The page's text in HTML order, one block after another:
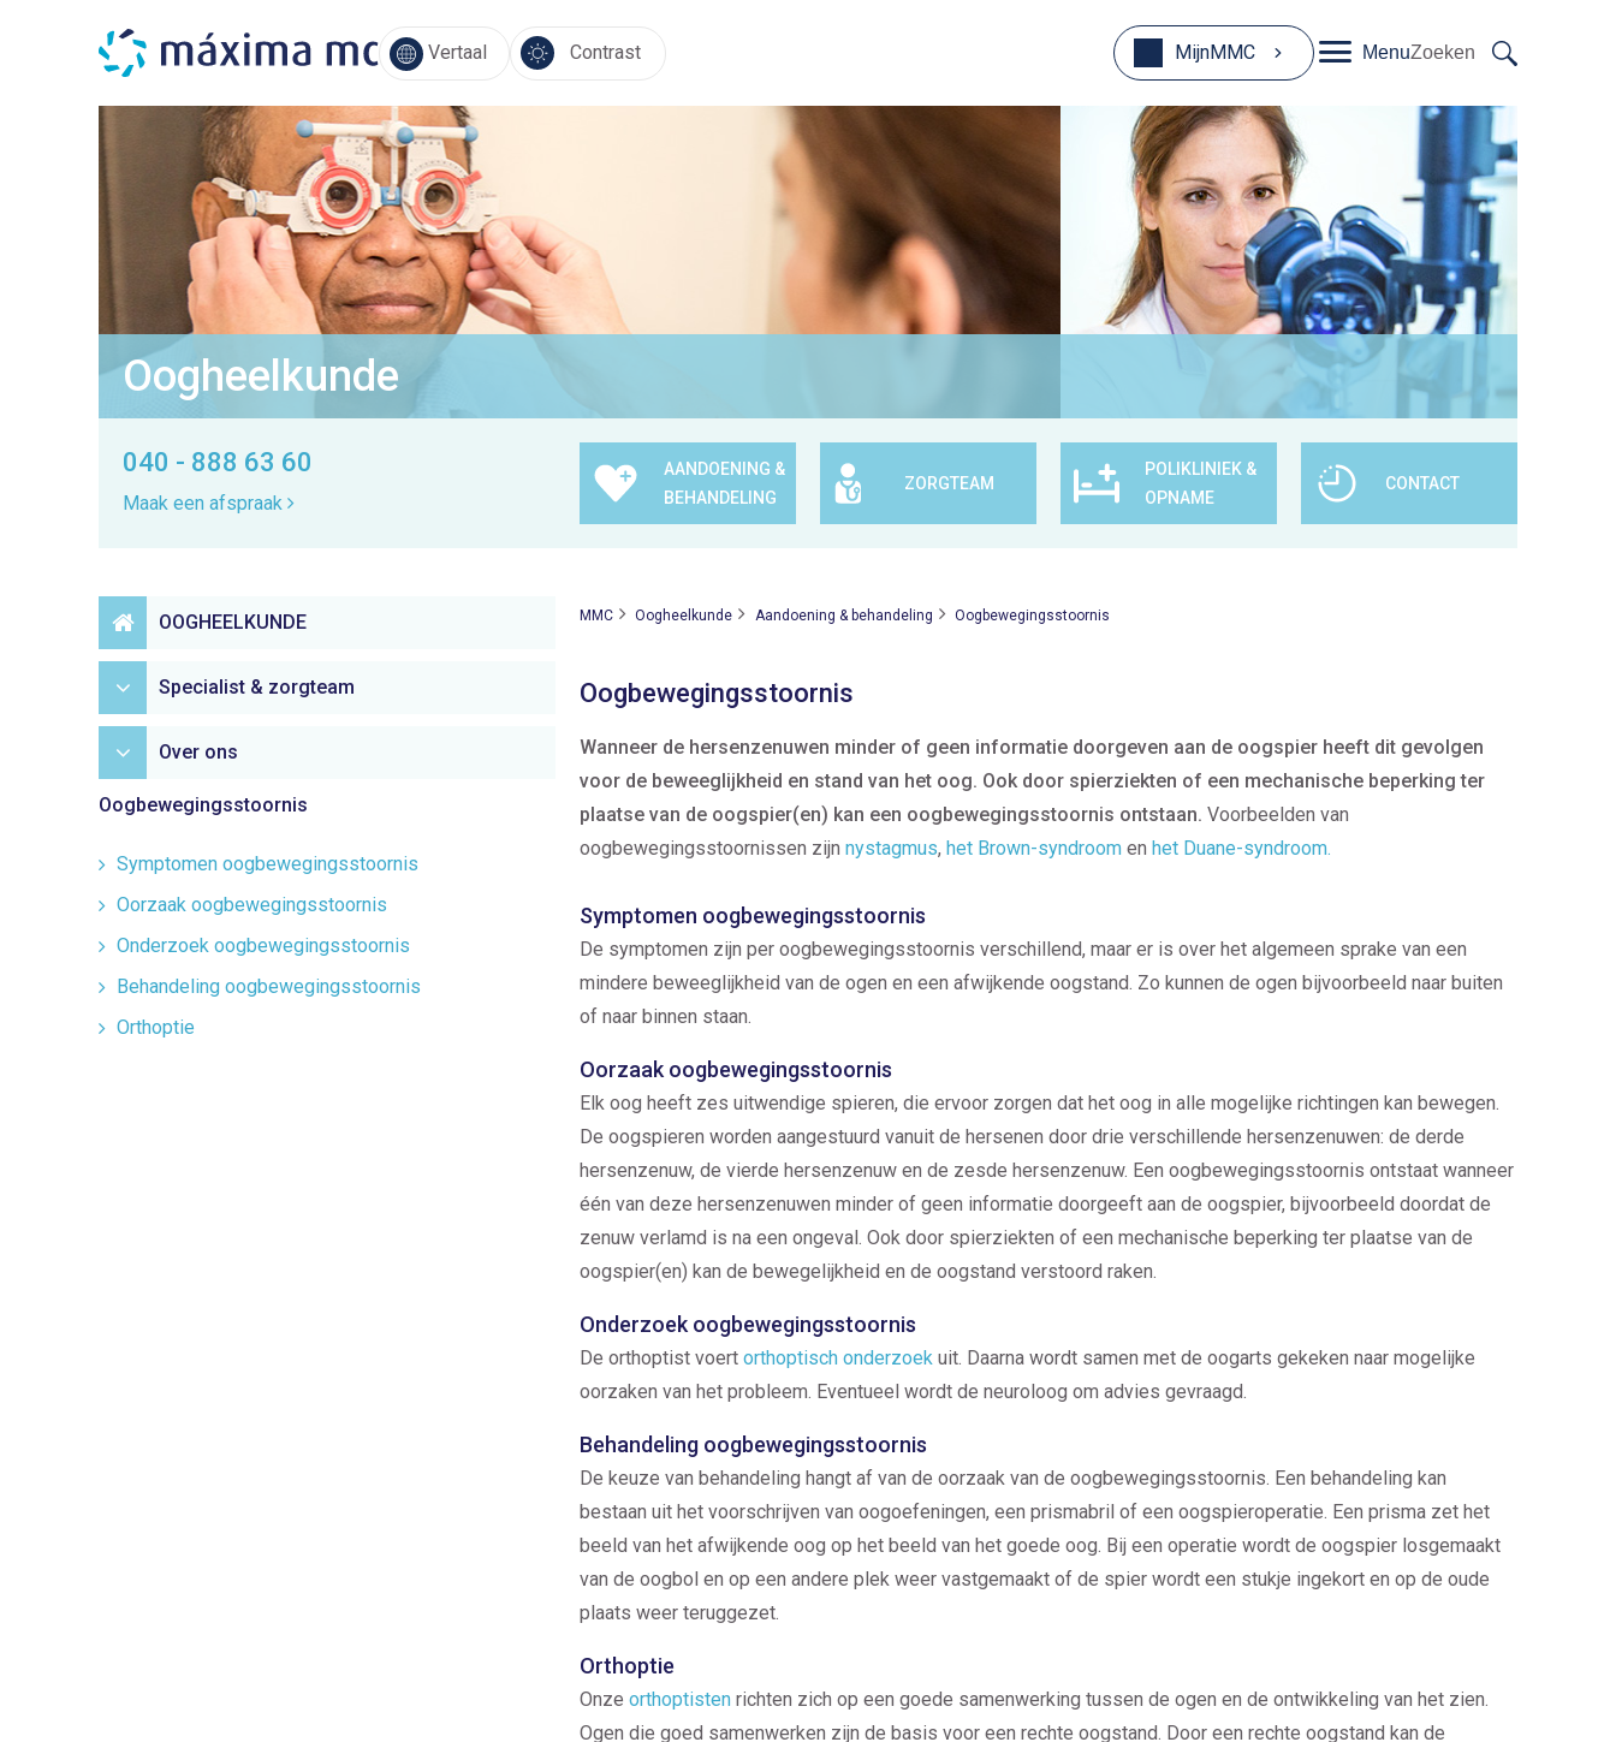
Vertaal Contrast MijnMMC MenuZoeken
Oogheelkunde
040 - 888 63 60
Maak een afspraak
AANDOENING &
BEHANDELING
ZORGTEAM
POLIKLINIEK &
OPNAME
CONTACT
OOGHEELKUNDE
Specialist & zorgteam
Over ons
Oogbewegingsstoornis
Symptomen oogbewegingsstoornis
Oorzaak oogbewegingsstoornis
Onderzoek oogbewegingsstoornis
Behandeling oogbewegingsstoornis
Orthoptie
MMC Oogheelkunde Aandoening & behandeling Oogbewegingsstoornis
Oogbewegingsstoornis
Wanneer de hersenzenuwen minder of geen informatie doorgeven aan de oogspier heeft dit gevolgen
voor de beweeglijkheid en stand van het oog. Ook door spierziekten of een mechanische beperking ter
plaatse van de oogspier(en) kan een oogbewegingsstoornis ontstaan. Voorbeelden van
oogbewegingsstoornissen zijn nystagmus, het Brown-syndroom en het Duane-syndroom.
Symptomen oogbewegingsstoornis
De symptomen zijn per oogbewegingsstoornis verschillend, maar er is over het algemeen sprake van een
mindere beweeglijkheid van de ogen en een afwijkende oogstand. Zo kunnen de ogen bijvoorbeeld naar buiten
of naar binnen staan.
Oorzaak oogbewegingsstoornis
Elk oog heeft zes uitwendige spieren, die ervoor zorgen dat het oog in alle mogelijke richtingen kan bewegen.
De oogspieren worden aangestuurd vanuit de hersenen door drie verschillende hersenzenuwen: de derde
hersenzenuw, de vierde hersenzenuw en de zesde hersenzenuw. Een oogbewegingsstoornis ontstaat wanneer
één van deze hersenzenuwen minder of geen informatie doorgeeft aan de oogspier, bijvoorbeeld doordat de
zenuw verlamd is na een ongeval. Ook door spierziekten of een mechanische beperking ter plaatse van de
oogspier(en) kan de bewegelijkheid en de oogstand verstoord raken.
Onderzoek oogbewegingsstoornis
De orthoptist voert orthoptisch onderzoek uit. Daarna wordt samen met de oogarts gekeken naar mogelijke
oorzaken van het probleem. Eventueel wordt de neuroloog om advies gevraagd.
Behandeling oogbewegingsstoornis
De keuze van behandeling hangt af van de oorzaak van de oogbewegingsstoornis. Een behandeling kan
bestaan uit het voorschrijven van oogoefeningen, een prismabril of een oogspieroperatie. Een prisma zet het
beeld van het afwijkende oog op het beeld van het goede oog. Bij een operatie wordt de oogspier losgemaakt
van de oogbol en op een andere plek weer vastgemaakt of de spier wordt een stukje ingekort en op de oude
plaats weer teruggezet.
Orthoptie
Onze orthoptisten richten zich op een goede samenwerking tussen de ogen en de ontwikkeling van het zien.
Ogen die goed samenwerken zijn de basis voor een rechte oogstand. Door een rechte oogstand kan de